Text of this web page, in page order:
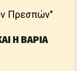
Πρεσπών"
Η ΒΑΡΙΑ